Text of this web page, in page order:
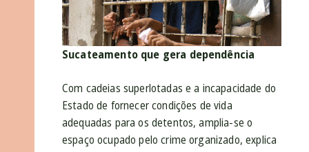
Sucateamento que gera dependência
Com cadeias superlotadas e a incapacidade do
Estado de fornecer condições de vida
adequadas para os detentos, amplia-se o
espaço ocupado pelo crime organizado, explica